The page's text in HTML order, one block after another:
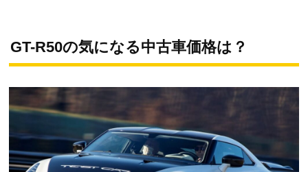
GT-R50の気になる中古車価格は？